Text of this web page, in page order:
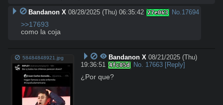
Bandanon X 08/28/2025 (Thu) 06:35:42 27e063 No.17694
>>17693
como la coja
58484848921.jpg Bandanon X 08/21/2025 (Thu)
19:36:51 4fc05d No. 17663 [Reply]
¿Por que?